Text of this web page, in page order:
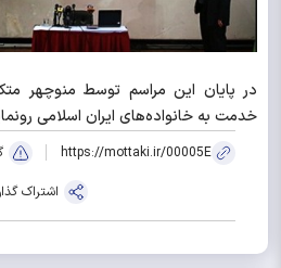
در پایان این مراسم توسط منوچهر
خدمت به خانواده‌های ایران اسلامی
https://mottaki.ir/00005E
اشتراک